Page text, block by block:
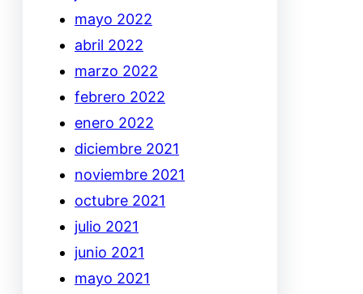
mayo 2022
abril 2022
marzo 2022
febrero 2022
enero 2022
diciembre 2021
noviembre 2021
octubre 2021
julio 2021
junio 2021
mayo 2021